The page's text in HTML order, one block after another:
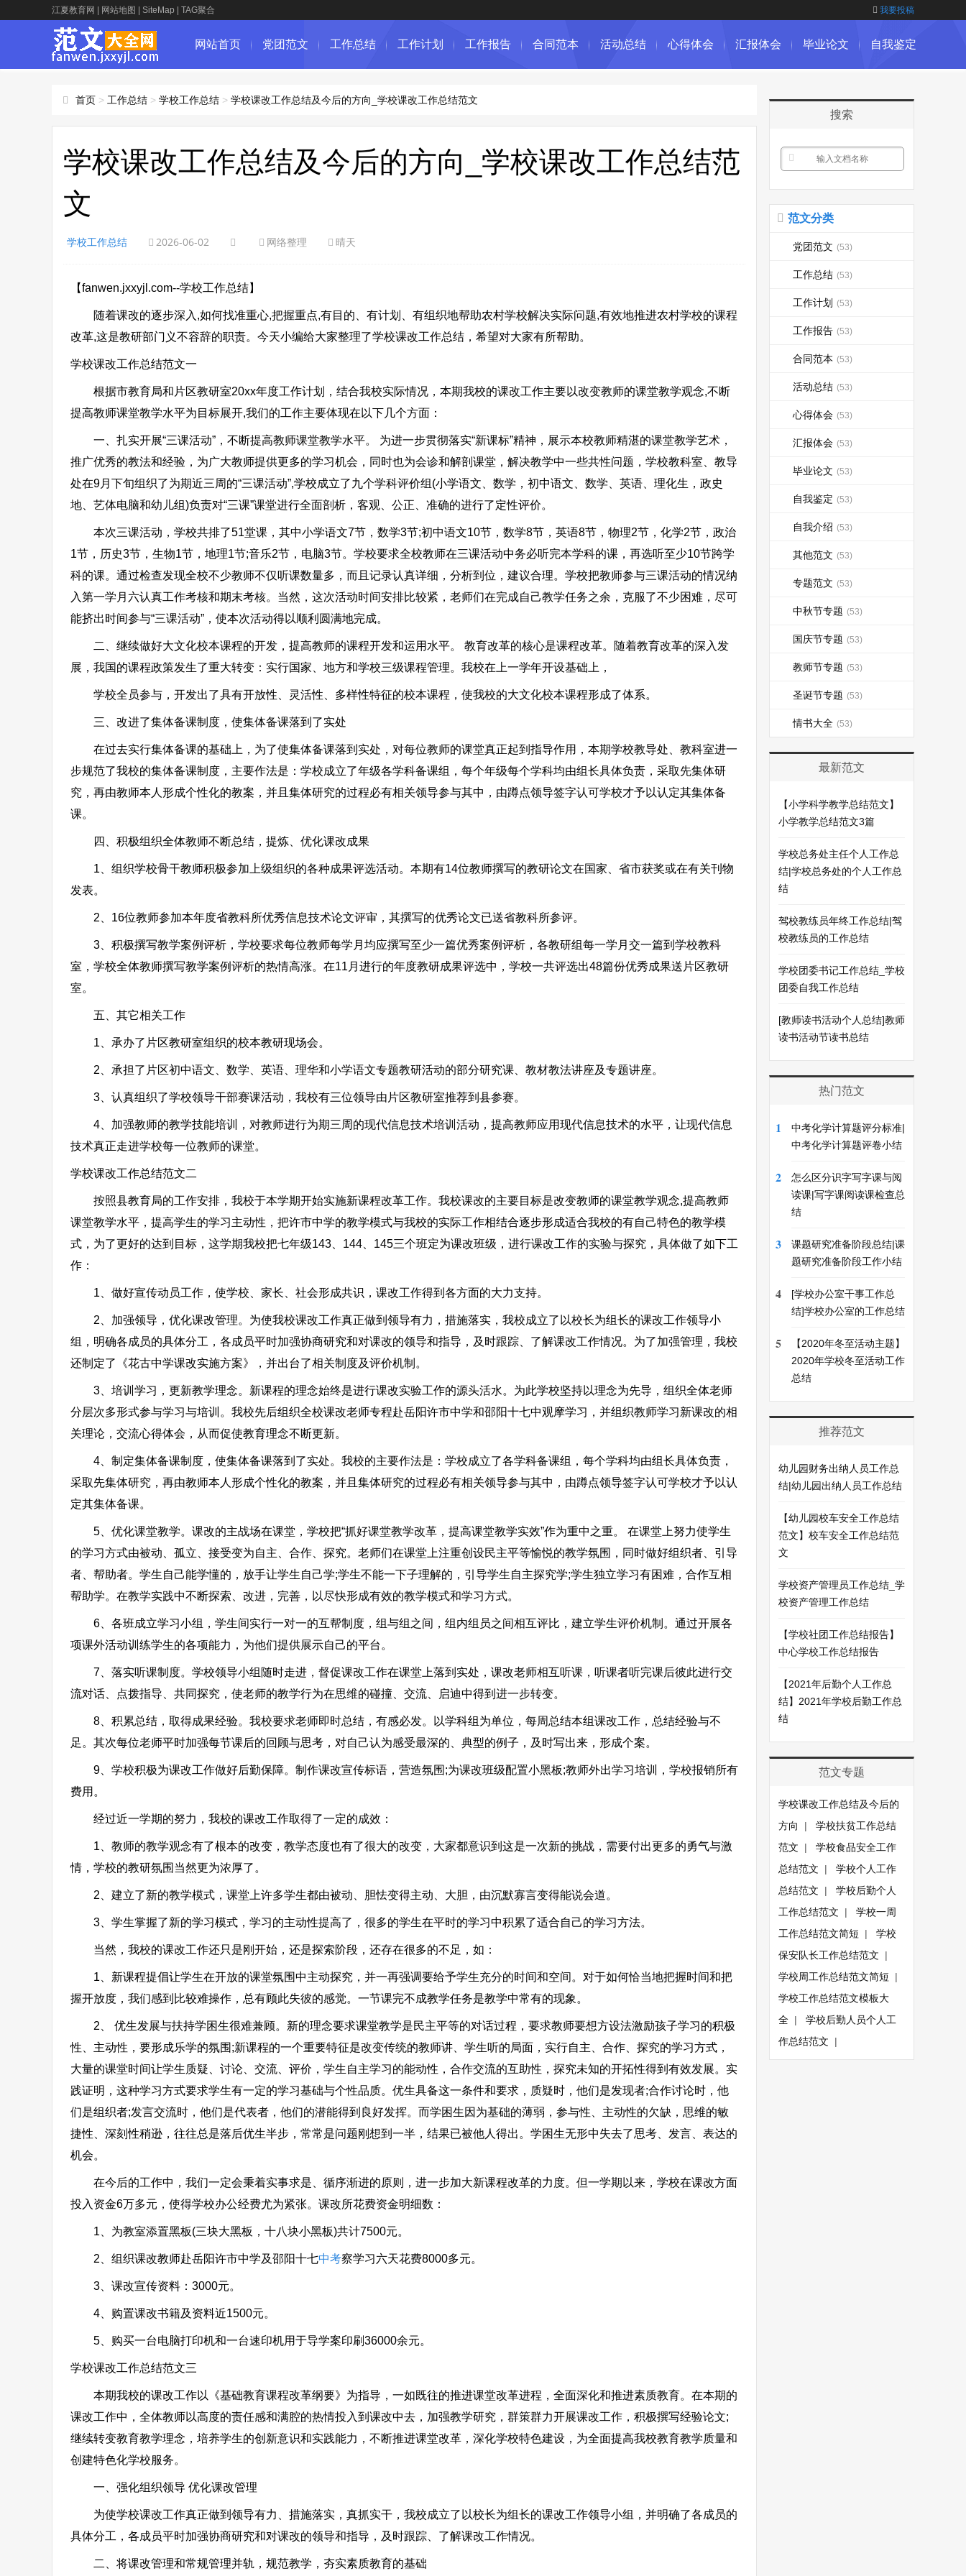
江夏教育网 网站地图 SiteMap TAG聚合 我要投稿
网站首页 党团范文 工作总结 工作计划 工作报告 合同范本 活动总结 心得体会 汇报体会 毕业论文 自我鉴定
首页 > 工作总结 > 学校工作总结 > 学校课改工作总结及今后的方向_学校课改工作总结范文
学校课改工作总结及今后的方向_学校课改工作总结范
文
学校工作总结 2026-06-02 网络整理 晴天
【fanwen.jxxyjl.com--学校工作总结】
随着课改的逐步深入,如何找准重心,把握重点,有目的、有计划、有组织地帮助农村学校解决实际问题,有效地推进农村学校的课程
改革,这是教研部门义不容辞的职责。今天小编给大家整理了学校课改工作总结，希望对大家有所帮助。
学校课改工作总结范文一
根据市教育局和片区教研室20xx年度工作计划，结合我校实际情况，本期我校的课改工作主要以改变教师的课堂教学观念,不断
提高教师课堂教学水平为目标展开,我们的工作主要体现在以下几个方面：
一、扎实开展“三课活动”，不断提高教师课堂教学水平。 为进一步贯彻落实“新课标”精神，展示本校教师精湛的课堂教学艺术，
推广优秀的教法和经验，为广大教师提供更多的学习机会，同时也为会诊和解剖课堂，解决教学中一些共性问题，学校教科室、教导
处在9月下旬组织了为期近三周的“三课活动”,学校成立了九个学科评价组(小学语文、数学，初中语文、数学、英语、理化生，政史
地、艺体电脑和幼儿组)负责对“三课”课堂进行全面剖析，客观、公正、准确的进行了定性评价。
本次三课活动，学校共排了51堂课，其中小学语文7节，数学3节;初中语文10节，数学8节，英语8节，物理2节，化学2节，政治
1节，历史3节，生物1节，地理1节;音乐2节，电脑3节。学校要求全校教师在三课活动中务必听完本学科的课，再选听至少10节跨学
科的课。通过检查发现全校不少教师不仅听课数量多，而且记录认真详细，分析到位，建议合理。学校把教师参与三课活动的情况纳
入第一学月六认真工作考核和期末考核。当然，这次活动时间安排比较紧，老师们在完成自己教学任务之余，克服了不少困难，尽可
能挤出时间参与“三课活动”，使本次活动得以顺利圆满地完成。
二、继续做好大文化校本课程的开发，提高教师的课程开发和运用水平。 教育改革的核心是课程改革。随着教育改革的深入发
展，我国的课程政策发生了重大转变：实行国家、地方和学校三级课程管理。我校在上一学年开设基础上，
学校全员参与，开发出了具有开放性、灵活性、多样性特征的校本课程，使我校的大文化校本课程形成了体系。
三、改进了集体备课制度，使集体备课落到了实处
在过去实行集体备课的基础上，为了使集体备课落到实处，对每位教师的课堂真正起到指导作用，本期学校教导处、教科室进一
步规范了我校的集体备课制度，主要作法是：学校成立了年级各学科备课组，每个年级每个学科均由组长具体负责，采取先集体研
究，再由教师本人形成个性化的教案，并且集体研究的过程必有相关领导参与其中，由蹲点领导签字认可学校才予以认定其集体备
课。
四、积极组织全体教师不断总结，提炼、优化课改成果
1、组织学校骨干教师积极参加上级组织的各种成果评选活动。本期有14位教师撰写的教研论文在国家、省市获奖或在有关刊物
发表。
2、16位教师参加本年度省教科所优秀信息技术论文评审，其撰写的优秀论文已送省教科所参评。
3、积极撰写教学案例评析，学校要求每位教师每学月均应撰写至少一篇优秀案例评析，各教研组每一学月交一篇到学校教科
室，学校全体教师撰写教学案例评析的热情高涨。在11月进行的年度教研成果评选中，学校一共评选出48篇份优秀成果送片区教研
室。
五、其它相关工作
1、承办了片区教研室组织的校本教研现场会。
2、承担了片区初中语文、数学、英语、理华和小学语文专题教研活动的部分研究课、教材教法讲座及专题讲座。
3、认真组织了学校领导干部赛课活动，我校有三位领导由片区教研室推荐到县参赛。
4、加强教师的教学技能培训，对教师进行为期三周的现代信息技术培训活动，提高教师应用现代信息技术的水平，让现代信息
技术真正走进学校每一位教师的课堂。
学校课改工作总结范文二
按照县教育局的工作安排，我校于本学期开始实施新课程改革工作。我校课改的主要目标是改变教师的课堂教学观念,提高教师
课堂教学水平，提高学生的学习主动性，把许市中学的教学模式与我校的实际工作相结合逐步形成适合我校的有自己特色的教学模
式，为了更好的达到目标，这学期我校把七年级143、144、145三个班定为课改班级，进行课改工作的实验与探究，具体做了如下工
作：
1、做好宣传动员工作，使学校、家长、社会形成共识，课改工作得到各方面的大力支持。
2、加强领导，优化课改管理。为使我校课改工作真正做到领导有力，措施落实，我校成立了以校长为组长的课改工作领导小
组，明确各成员的具体分工，各成员平时加强协商研究和对课改的领导和指导，及时跟踪、了解课改工作情况。为了加强管理，我校
还制定了《花古中学课改实施方案》，并出台了相关制度及评价机制。
3、培训学习，更新教学理念。新课程的理念始终是进行课改实验工作的源头活水。为此学校坚持以理念为先导，组织全体老师
分层次多形式参与学习与培训。我校先后组织全校课改老师专程赴岳阳许市中学和邵阳十七中观摩学习，并组织教师学习新课改的相
关理论，交流心得体会，从而促使教育理念不断更新。
4、制定集体备课制度，使集体备课落到了实处。我校的主要作法是：学校成立了各学科备课组，每个学科均由组长具体负责，
采取先集体研究，再由教师本人形成个性化的教案，并且集体研究的过程必有相关领导参与其中，由蹲点领导签字认可学校才予以认
定其集体备课。
5、优化课堂教学。课改的主战场在课堂，学校把“抓好课堂教学改革，提高课堂教学实效”作为重中之重。 在课堂上努力使学生
的学习方式由被动、孤立、接受变为自主、合作、探究。老师们在课堂上注重创设民主平等愉悦的教学氛围，同时做好组织者、引导
者、帮助者。学生自己能学懂的，放手让学生自己学;学生不能一下子理解的，引导学生自主探究学;学生独立学习有困难，合作互相
帮助学。在教学实践中不断探索、改进，完善，以尽快形成有效的教学模式和学习方式。
6、各班成立学习小组，学生间实行一对一的互帮制度，组与组之间，组内组员之间相互评比，建立学生评价机制。通过开展各
项课外活动训练学生的各项能力，为他们提供展示自己的平台。
7、落实听课制度。学校领导小组随时走进，督促课改工作在课堂上落到实处，课改老师相互听课，听课者听完课后彼此进行交
流对话、点拨指导、共同探究，使老师的教学行为在思维的碰撞、交流、启迪中得到进一步转变。
8、积累总结，取得成果经验。我校要求老师即时总结，有感必发。以学科组为单位，每周总结本组课改工作，总结经验与不
足。其次每位老师平时加强每节课后的回顾与思考，对自己认为感受最深的、典型的例子，及时写出来，形成个案。
9、学校积极为课改工作做好后勤保障。制作课改宣传标语，营造氛围;为课改班级配置小黑板;教师外出学习培训，学校报销所有
费用。
经过近一学期的努力，我校的课改工作取得了一定的成效：
1、教师的教学观念有了根本的改变，教学态度也有了很大的改变，大家都意识到这是一次新的挑战，需要付出更多的勇气与激
情，学校的教研氛围当然更为浓厚了。
2、建立了新的教学模式，课堂上许多学生都由被动、胆怯变得主动、大胆，由沉默寡言变得能说会道。
3、学生掌握了新的学习模式，学习的主动性提高了，很多的学生在平时的学习中积累了适合自己的学习方法。
当然，我校的课改工作还只是刚开始，还是探索阶段，还存在很多的不足，如：
1、新课程提倡让学生在开放的课堂氛围中主动探究，并一再强调要给予学生充分的时间和空间。对于如何恰当地把握时间和把
握开放度，我们感到比较难操作，总有顾此失彼的感觉。一节课完不成教学任务是教学中常有的现象。
2、 优生发展与扶持学困生很难兼顾。新的理念要求课堂教学是民主平等的对话过程，要求教师要想方设法激励孩子学习的积极
性、主动性，要形成乐学的氛围;新课程的一个重要特征是改变传统的教师讲、学生听的局面，实行自主、合作、探究的学习方式，
大量的课堂时间让学生质疑、讨论、交流、评价，学生自主学习的能动性，合作交流的互助性，探究未知的开拓性得到有效发展。实
践证明，这种学习方式要求学生有一定的学习基础与个性品质。优生具备这一条件和要求，质疑时，他们是发现者;合作讨论时，他
们是组织者;发言交流时，他们是代表者，他们的潜能得到良好发挥。而学困生因为基础的薄弱，参与性、主动性的欠缺，思维的敏
捷性、深刻性稍逊，往往总是落后优生半步，常常是问题刚想到一半，结果已被他人得出。学困生无形中失去了思考、发言、表达的
机会。
在今后的工作中，我们一定会秉着实事求是、循序渐进的原则，进一步加大新课程改革的力度。但一学期以来，学校在课改方面
投入资金6万多元，使得学校办公经费尤为紧张。课改所花费资金明细数：
1、为教室添置黑板(三块大黑板，十八块小黑板)共计7500元。
2、组织课改教师赴岳阳许市中学及邵阳十七中考察学习六天花费8000多元。
3、课改宣传资料：3000元。
4、购置课改书籍及资料近1500元。
5、购买一台电脑打印机和一台速印机用于导学案印刷36000余元。
学校课改工作总结范文三
本期我校的课改工作以《基础教育课程改革纲要》为指导，一如既往的推进课堂改革进程，全面深化和推进素质教育。在本期的
课改工作中，全体教师以高度的责任感和满腔的热情投入到课改中去，加强教学研究，群策群力开展课改工作，积极撰写经验论文;
继续转变教育教学理念，培养学生的创新意识和实践能力，不断推进课堂改革，深化学校特色建设，为全面提高我校教育教学质量和
创建特色化学校服务。
一、强化组织领导 优化课改管理
为使学校课改工作真正做到领导有力、措施落实，真抓实干，我校成立了以校长为组长的课改工作领导小组，并明确了各成员的
具体分工，各成员平时加强协商研究和对课改的领导和指导，及时跟踪、了解课改工作情况。
二、将课改管理和常规管理并轨，规范教学，夯实素质教育的基础
搜索
范文分类
党团范文 (53)
工作总结 (53)
工作计划 (53)
工作报告 (53)
合同范本 (53)
活动总结 (53)
心得体会 (53)
汇报体会 (53)
毕业论文 (53)
自我鉴定 (53)
自我介绍 (53)
其他范文 (53)
专题范文 (53)
中秋节专题 (53)
国庆节专题 (53)
教师节专题 (53)
圣诞节专题 (53)
情书大全 (53)
最新范文
【小学科学教学总结范文】
小学教学总结范文3篇
学校总务处主任个人工作总
结|学校总务处的个人工作总
结
驾校教练员年终工作总结|驾
校教练员的工作总结
学校团委书记工作总结_学校
团委自我工作总结
[教师读书活动个人总结]教师
读书活动节读书总结
热门范文
1
中考化学计算题评分标准|
中考化学计算题评卷小结
2
怎么区分识字写字课与阅
读课|写字课阅读课检查总
结
3
课题研究准备阶段总结|课
题研究准备阶段工作小结
4
[学校办公室干事工作总
结]学校办公室的工作总结
5
【2020年冬至活动主题】
2020年学校冬至活动工作
总结
推荐范文
幼儿园财务出纳人员工作总
结|幼儿园出纳人员工作总结
【幼儿园校车安全工作总结
范文】校车安全工作总结范
文
学校资产管理员工作总结_学
校资产管理工作总结
【学校社团工作总结报告】
中心学校工作总结报告
【2021年后勤个人工作总
结】2021年学校后勤工作总
结
范文专题
学校课改工作总结及今后的
方向
| 学校扶贫工作总结
范文 | 学校食品安全工作
总结范文 | 学校个人工作
总结范文 | 学校后勤个人
工作总结范文 | 学校一周
工作总结范文简短 | 学校
保安队长工作总结范文 |
学校周工作总结范文简短 |
学校工作总结范文模板大
全 | 学校后勤人员个人工
作总结范文 |